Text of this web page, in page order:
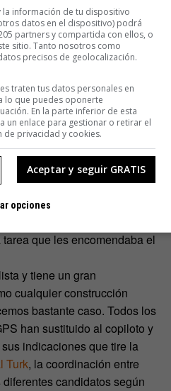
muy sencillo. En una sala,
investigador para girar un
descargas a un hombre
que aumentase el
de Milgram, «la extrema
la autoridad constituye el
que trabajaban en
con él sobre películas,
de 27 participantes en
humano en bata blanca.
más tarde y acababan
mono, sentado en la mesa,
que les encomendaba el
y tiene un gran
cualquier construcción
bastante caso. Todos los
han sustituido al copiloto y
indicaciones que tire la
Turk, la coordinación entre
candidatos según
información de tu dispositivo
datos en el dispositivo) podrá
partners y compartida con ellos, o
sitio. Tanto nosotros como
precisos de geolocalización.
traten tus datos personales en
lo que puedes oponerte
En la parte inferior de esta
un enlace para gestionar o retirar el
de privacidad y cookies.
Aceptar y seguir GRATIS
opciones